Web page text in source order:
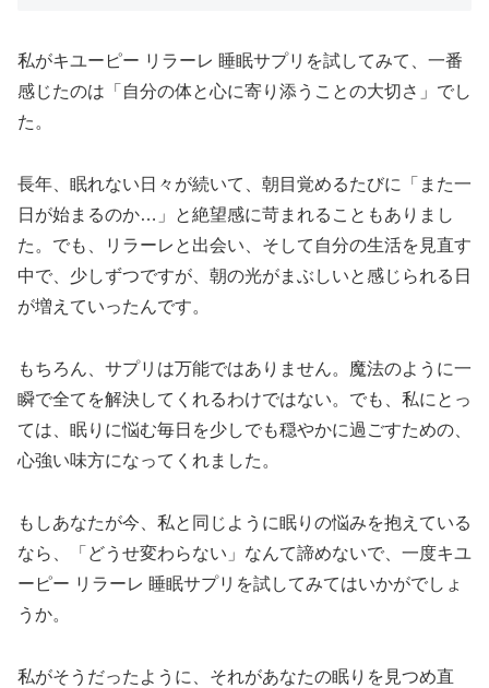
私がキユーピー リラーレ 睡眠サプリを試してみて、一番
感じたのは「自分の体と心に寄り添うことの大切さ」でし
た。
長年、眠れない日々が続いて、朝目覚めるたびに「また一
日が始まるのか…」と絶望感に苛まれることもありまし
た。でも、リラーレと出会い、そして自分の生活を見直す
中で、少しずつですが、朝の光がまぶしいと感じられる日
が増えていったんです。
もちろん、サプリは万能ではありません。魔法のように一
瞬で全てを解決してくれるわけではない。でも、私にとっ
ては、眠りに悩む毎日を少しでも穏やかに過ごすための、
心強い味方になってくれました。
もしあなたが今、私と同じように眠りの悩みを抱えている
なら、「どうせ変わらない」なんて諦めないで、一度キユ
ーピー リラーレ 睡眠サプリを試してみてはいかがでしょ
うか。
私がそうだったように、それがあなたの眠りを見つめ直